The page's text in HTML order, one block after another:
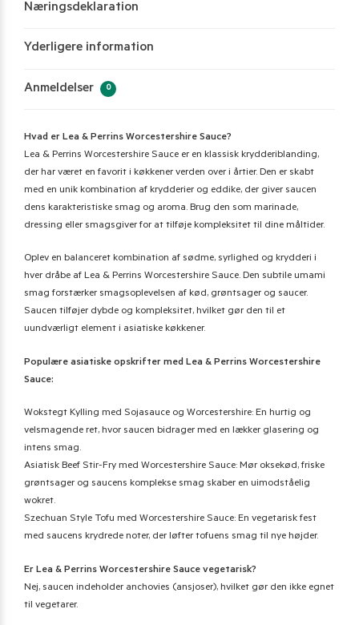
Næringsdeklaration
Yderligere information
Anmeldelser 0
Hvad er Lea & Perrins Worcestershire Sauce?
Lea & Perrins Worcestershire Sauce er en klassisk krydderiblanding,
der har været en favorit i køkkener verden over i årtier. Den er skabt
med en unik kombination af krydderier og eddike, der giver saucen
dens karakteristiske smag og aroma. Brug den som marinade,
dressing eller smagsgiver for at tilføje kompleksitet til dine måltider.
Oplev en balanceret kombination af sødme, syrlighed og krydderi i
hver dråbe af Lea & Perrins Worcestershire Sauce. Den subtile umami
smag forstærker smagsoplevelsen af kød, grøntsager og saucer.
Saucen tilføjer dybde og kompleksitet, hvilket gør den til et
uundværligt element i asiatiske køkkener.
Populære asiatiske opskrifter med Lea & Perrins Worcestershire
Sauce:
Wokstegt Kylling med Sojasauce og Worcestershire: En hurtig og
velsmagende ret, hvor saucen bidrager med en lækker glasering og
intens smag.
Asiatisk Beef Stir-Fry med Worcestershire Sauce: Mør oksekød, friske
grøntsager og saucens komplekse smag skaber en uimodståelig
wokret.
Szechuan Style Tofu med Worcestershire Sauce: En vegetarisk fest
med saucens krydrede noter, der løfter tofuens smag til nye højder.
Er Lea & Perrins Worcestershire Sauce vegetarisk?
Nej, saucen indeholder anchovies (ansjoser), hvilket gør den ikke egnet
til vegetarer.